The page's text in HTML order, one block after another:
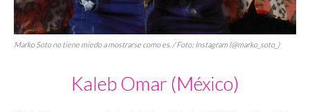
Marko Soto no tiene miedo a mostrarse como es. / Foto: Instagram (@marko_soto_)
Kaleb Omar (México)